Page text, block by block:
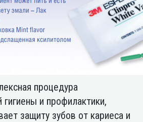
процедура
и профилактики,
защиту зубов от кариеса и